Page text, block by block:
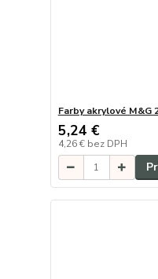
Farby akrylové M&G
5,24 €
4,26 € bez DPH